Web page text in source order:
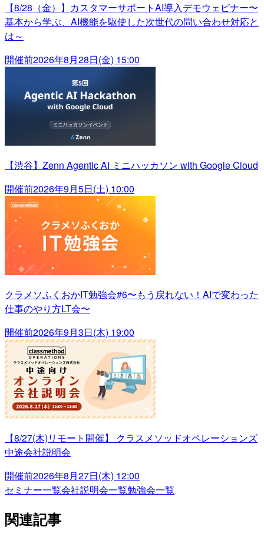
【8/28（金）】カスタマーサポートAI導入デモウェビナー〜
基本から学ぶ、AI機能を駆使した次世代の問い合わせ対応と
は～
開催前2026年8月28日(金) 15:00
【渋谷】Zenn Agentic AI ミニハッカソン with Google Cloud
開催前2026年9月5日(土) 10:00
クラメソふくおかIT勉強会#6〜もう戻れない！AIで変わった
仕事のやり方LT会〜
開催前2026年9月3日(木) 19:00
【8/27(木)リモート開催】 クラスメソッドオペレーションズ
中途会社説明会
開催前2026年8月27日(木) 12:00
セミナー一覧会社説明会一覧勉強会一覧
関連記事